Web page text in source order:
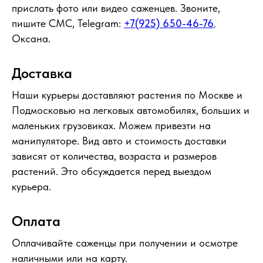
прислать фото или видео саженцев. Звоните,
пишите СМС, Telegram: +7(925) 650-46-76,
Оксана.
Доставка
Наши курьеры доставляют растения по Москве и
Подмосковью на легковых автомобилях, больших и
маленьких грузовиках. Можем привезти на
манипуляторе. Вид авто и стоимость доставки
зависят от количества, возраста и размеров
растений. Это обсуждается перед выездом
курьера.
Оплата
Оплачивайте саженцы при получении и осмотре
наличными или на карту.